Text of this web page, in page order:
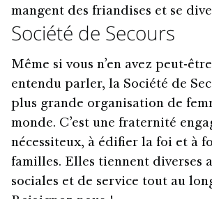
mangent des friandises et se
Société de Secours
Même si vous n’en avez peut-
entendu parler, la Société de
plus grande organisation de
monde. C’est une fraternité
nécessiteux, à édifier la foi et à
familles. Elles tiennent diverses
sociales et de service tout au